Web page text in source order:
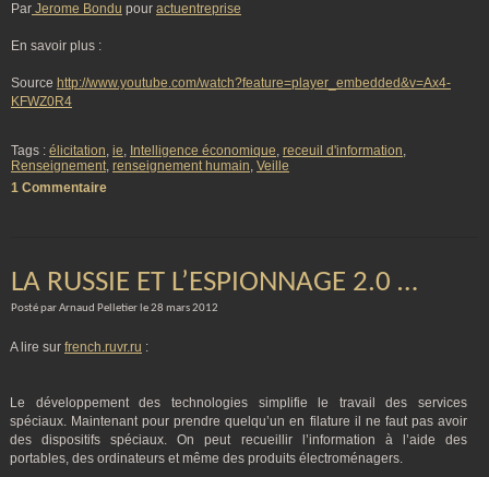
Par Jerome Bondu pour actuentreprise
En savoir plus :
Source http://www.youtube.com/watch?feature=player_embedded&v=Ax4-
KFWZ0R4
Tags : élicitation, ie, Intelligence économique, receuil d'information,
Renseignement, renseignement humain, Veille
1 Commentaire
LA RUSSIE ET L’ESPIONNAGE 2.0 …
Posté par Arnaud Pelletier le 28 mars 2012
A lire sur french.ruvr.ru :
Le développement des technologies simplifie le travail des services
spéciaux. Maintenant pour prendre quelqu’un en filature il ne faut pas avoir
des dispositifs spéciaux. On peut recueillir l’information à l’aide des
portables, des ordinateurs et même des produits électroménagers.